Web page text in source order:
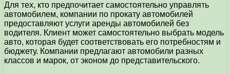
Для тех, кто предпочитает самостоятельно управлять
автомобилем, компании по прокату автомобилей
предоставляют услуги аренды автомобилей без
водителя. Клиент может самостоятельно выбрать модель
авто, которая будет соответствовать его потребностям и
бюджету. Компании предлагают автомобили разных
классов и марок, от эконом до представительского.